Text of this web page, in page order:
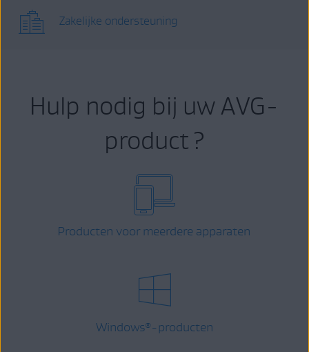
Zakelijke ondersteuning
Hulp nodig bij uw AVG-
product ?
Producten voor meerdere apparaten
Windows® -producten